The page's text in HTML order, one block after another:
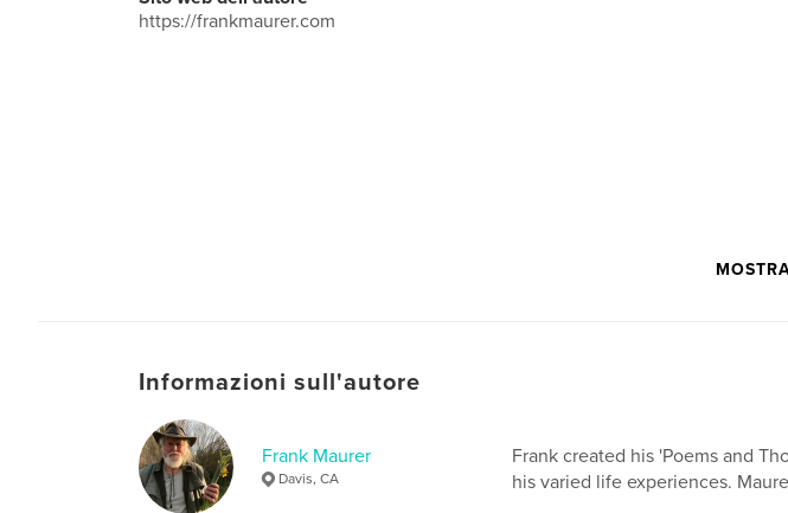
https://frankmaurer.com
Informazioni sull'autore
Frank Maurer
Davis, CA
Frank created his 'Poems and
his varied life experiences.